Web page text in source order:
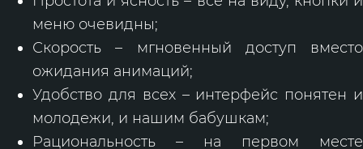
меню очевидны;
Скорость – мгновенный доступ вместо
ожидания анимаций;
Удобство для всех – интерфейс понятен и
молодежи, и нашим бабушкам;
Рациональность – на первом месте